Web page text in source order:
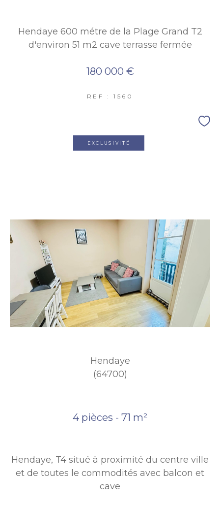
Hendaye 600 métre de la Plage Grand T2
d'environ 51 m2 cave terrasse fermée
180 000 €
REF : 1560
EXCLUSIVITÉ
Hendaye
(64700)
4 pièces - 71 m²
Hendaye, T4 situé à proximité du centre ville
et de toutes le commodités avec balcon et
cave